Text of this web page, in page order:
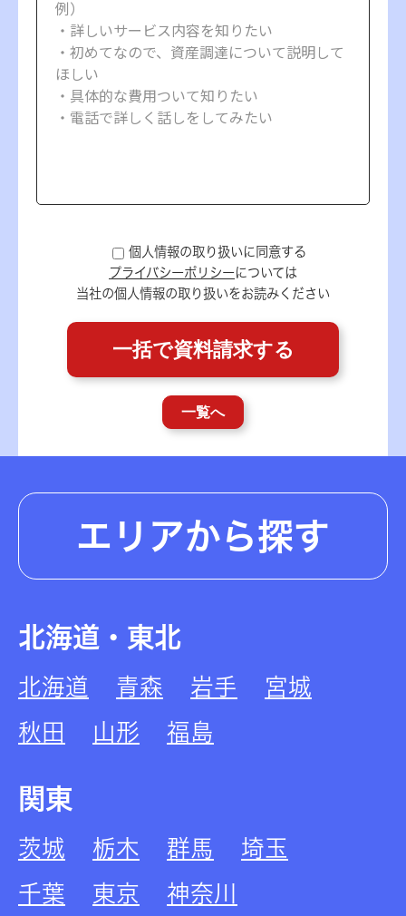
個人情報の取り扱いに同意する
プライバシーポリシーについては
当社の個人情報の取り扱いをお読みください
一覧へ
エリアから探す
北海道・東北
北海道 青森 岩手
宮城
秋田
山形 福島
関東
茨城 栃木 群馬
埼玉
千葉
東京 神奈川